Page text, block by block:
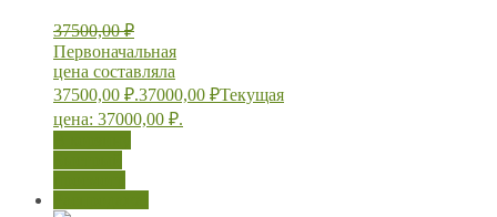
37500,00₽
Первоначальная
цена составляла
37500,00 ₽.37000,00 ₽Текущая
цена: 37000,00 ₽.